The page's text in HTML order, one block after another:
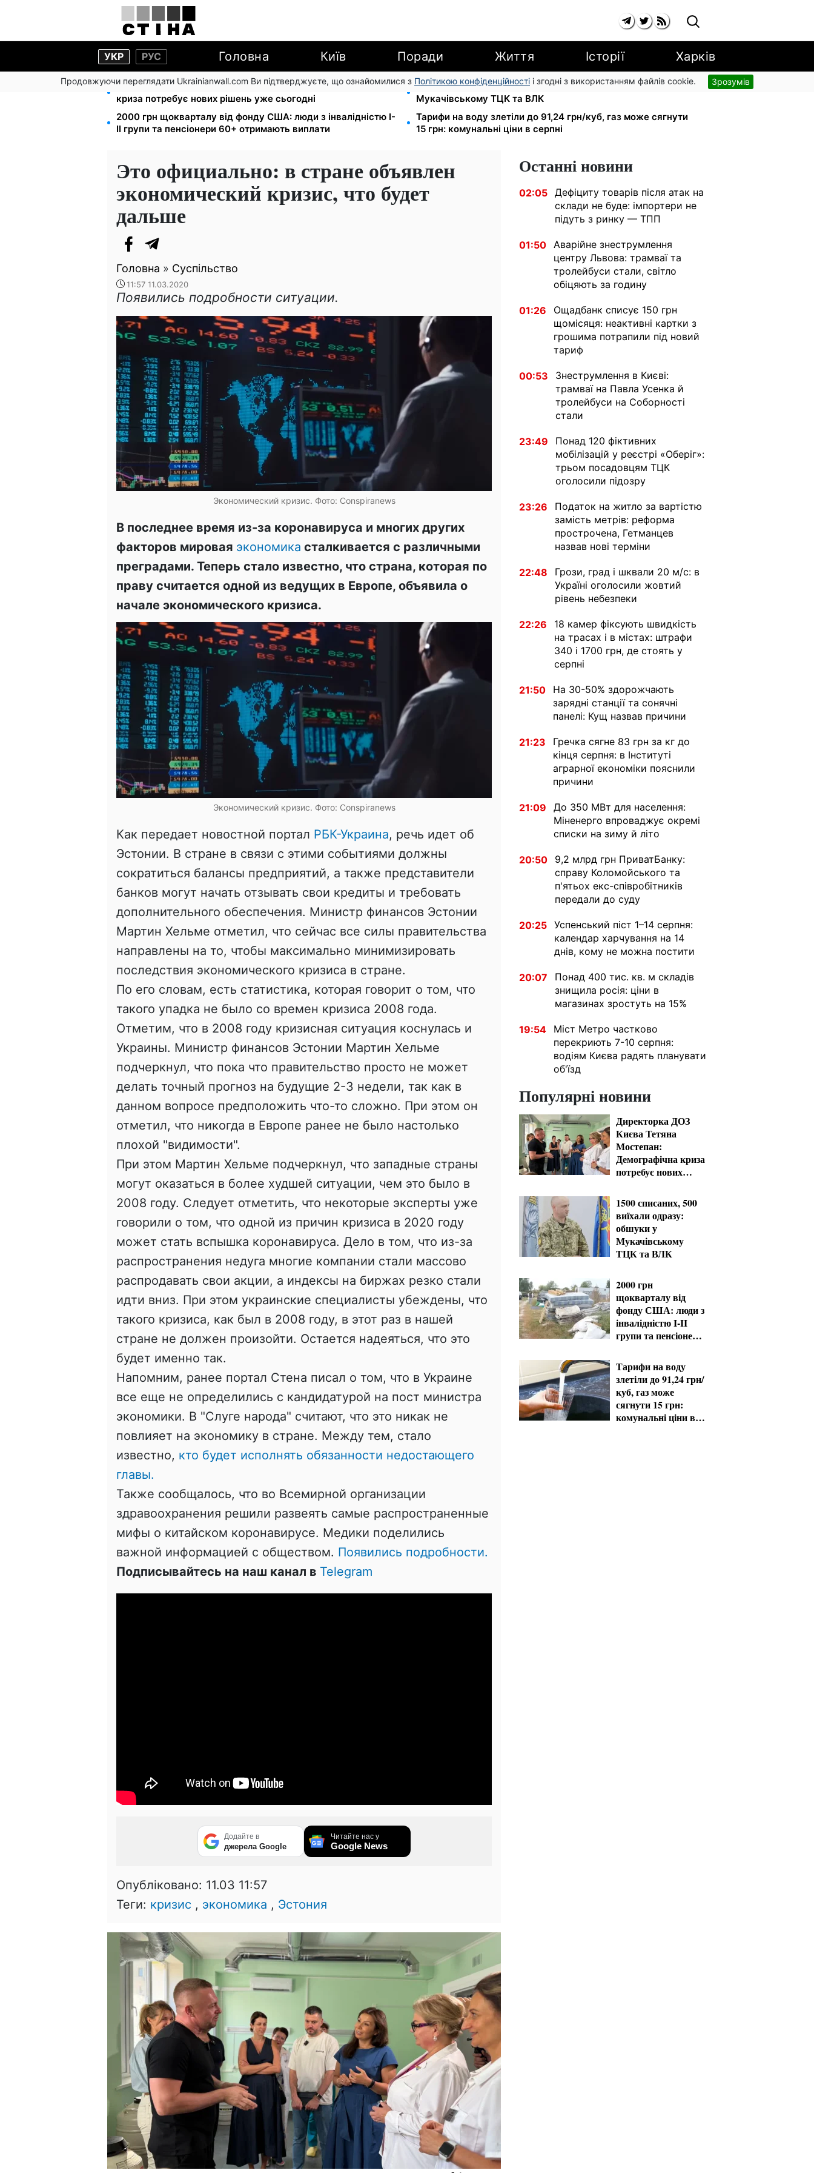
УКР РУС Головна Київ Поради Життя Історії Харків
Продовжуючи переглядати Ukrainianwall.com Ви підтверджуєте, що ознайомилися з Політикою конфіденційності і згодні з використанням файлів cookie. Зрозумів
Директорка ДОЗ Києва Тетяна Мостепан: Демографічна
криза потребує нових рішень уже сьогодні
1500 списаних, 500 виїхали одразу: обшуки у
Мукачівському ТЦК та ВЛК
2000 грн щокварталу від фонду США: люди з інвалідністю I-
II групи та пенсіонери 60+ отримають виплати
Тарифи на воду злетіли до 91,24 грн/куб, газ може сягнути
15 грн: комунальні ціни в серпні
Это официально: в стране объявлен
экономический кризис, что будет
дальше
Головна » Суспільство
11:57 11.03.2020
Появились подробности ситуации.
Экономический кризис. Фото: Conspiranews
В последнее время из-за коронавируса и многих других
факторов мировая экономика сталкивается с различными
преградами. Теперь стало известно, что страна, которая по
праву считается одной из ведущих в Европе, объявила о
начале экономического кризиса.
Экономический кризис. Фото: Conspiranews
Как передает новостной портал РБК-Украина, речь идет об
Эстонии. В стране в связи с этими событиями должны
сократиться балансы предприятий, а также представители
банков могут начать отзывать свои кредиты и требовать
дополнительного обеспечения. Министр финансов Эстонии
Мартин Хельме отметил, что сейчас все силы правительства
направлены на то, чтобы максимально минимизировать
последствия экономического кризиса в стране.
По его словам, есть статистика, которая говорит о том, что
такого упадка не было со времен кризиса 2008 года.
Отметим, что в 2008 году кризисная ситуация коснулась и
Украины. Министр финансов Эстонии Мартин Хельме
подчеркнул, что пока что правительство просто не может
делать точный прогноз на будущие 2-3 недели, так как в
данном вопросе предположить что-то сложно. При этом он
отметил, что никогда в Европе ранее не было настолько
плохой "видимости".
При этом Мартин Хельме подчеркнул, что западные страны
могут оказаться в более худшей ситуации, чем это было в
2008 году. Следует отметить, что некоторые эксперты уже
говорили о том, что одной из причин кризиса в 2020 году
может стать вспышка коронавируса. Дело в том, что из-за
распространения недуга многие компании стали массово
распродавать свои акции, а индексы на биржах резко стали
идти вниз. При этом украинские специалисты убеждены, что
такого кризиса, как был в 2008 году, в этот раз в нашей
стране не должен произойти. Остается надеяться, что это
будет именно так.
Напомним, ранее портал Стена писал о том, что в Украине
все еще не определились с кандидатурой на пост министра
экономики. В "Слуге народа" считают, что это никак не
повлияет на экономику в стране. Между тем, стало
известно, кто будет исполнять обязанности недостающего
главы.
Также сообщалось, что во Всемирной организации
здравоохранения решили развеять самые распространенные
мифы о китайском коронавирусе. Медики поделились
важной информацией с обществом. Появились подробности.
Подписывайтесь на наш канал в Telegram
Додайте в
джерела Google
Читайте нас у
Google News
Опубліковано: 11.03 11:57
Теги: кризис , экономика , Эстония
Останні новини
02:05 Дефіциту товарів після атак на
склади не буде: імпортери не
підуть з ринку — ТПП
01:50 Аварійне знеструмлення
центру Львова: трамваї та
тролейбуси стали, світло
обіцяють за годину
01:26
Ощадбанк списує 150 грн
щомісяця: неактивні картки з
грошима потрапили під новий
тариф
00:53
Знеструмлення в Києві:
трамваї на Павла Усенка й
тролейбуси на Соборності
стали
23:49
Понад 120 фіктивних
мобілізацій у реєстрі «Оберіг»:
трьом посадовцям ТЦК
оголосили підозру
23:26
Податок на житло за вартістю
замість метрів: реформа
прострочена, Гетманцев
назвав нові терміни
22:48
Грози, град і шквали 20 м/с: в
Україні оголосили жовтий
рівень небезпеки
22:26
18 камер фіксують швидкість
на трасах і в містах: штрафи
340 і 1700 грн, де стоять у
серпні
21:50
На 30-50% здорожчають
зарядні станції та сонячні
панелі: Кущ назвав причини
21:23
Гречка сягне 83 грн за кг до
кінця серпня: в Інституті
аграрної економіки пояснили
причини
21:09
До 350 МВт для населення:
Міненерго впроваджує окремі
списки на зиму й літо
20:50
9,2 млрд грн ПриватБанку:
справу Коломойського та
п'ятьох екс-співробітників
передали до суду
20:25 Успенський піст 1–14 серпня:
календар харчування на 14
днів, кому не можна постити
20:07
Понад 400 тис. кв. м складів
знищила росія: ціни в
магазинах зростуть на 15%
19:54
Міст Метро частково
перекриють 7-10 серпня:
водіям Києва радять планувати
об'їзд
Популярні новини
Директорка ДОЗ
Києва Тетяна
Мостепан:
Демографічна криза
потребує нових
1500 списаних, 500
виїхали одразу:
обшуки у
Мукачівському
ТЦК та ВЛК
2000 грн
щокварталу від
фонду США: люди з
інвалідністю I-II
групи та пенсіонери
виплати
Тарифи на воду
злетіли до 91,24 грн/
куб, газ може
сягнути 15 грн:
комунальні ціни в